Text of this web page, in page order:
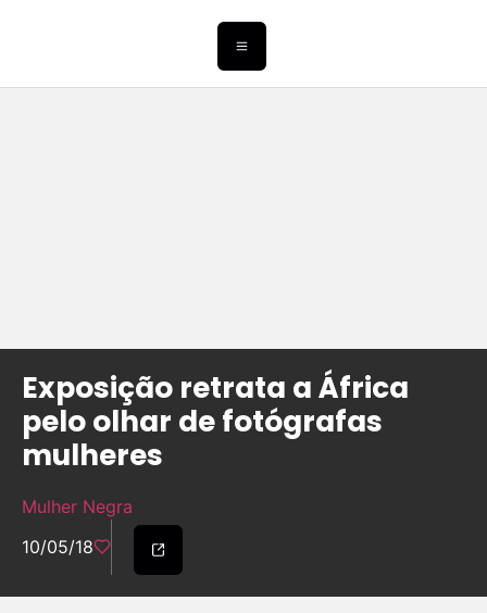
Exposição retrata a África
pelo olhar de fotógrafas
mulheres
Mulher Negra
10/05/18